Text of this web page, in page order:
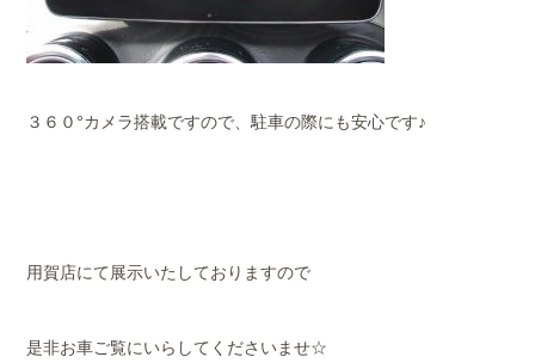
３６０°カメラ搭載ですので、駐車の際にも安心です♪
用賀店にて展示いたしておりますので
是非お車ご覧にいらしてくださいませ☆